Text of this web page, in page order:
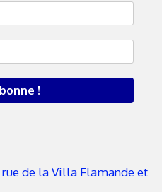
de la Villa Flamande et